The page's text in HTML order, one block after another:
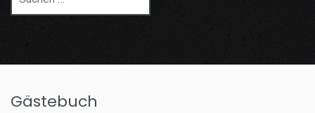
Gästebuch